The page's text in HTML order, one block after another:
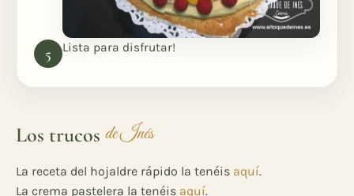
Lista para disfrutar!
Los trucos de Inés
La receta del hojaldre rápido la tenéis aquí.
La crema pastelera la tenéis aquí.